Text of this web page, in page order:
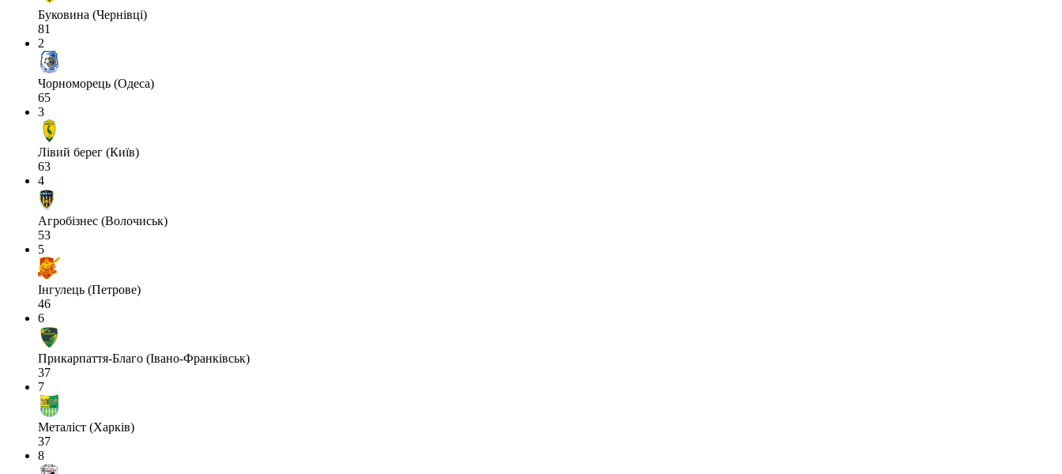
Буковина (Чернівці)
81
2
Чорноморець (Одеса)
65
3
Лівий берег (Київ)
63
4
Агробізнес (Волочиськ)
53
5
Інгулець (Петрове)
46
6
Прикарпаття-Благо (Івано-Франківськ)
37
7
Металіст (Харків)
37
8